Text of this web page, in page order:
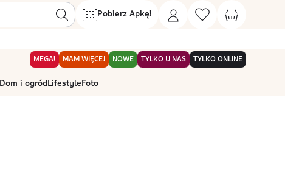
Pobierz Apkę!
MEGA! MAM WIĘCEJ NOWE TYLKO U NAS TYLKO ONLINE
Dom i ogród Lifestyle Foto